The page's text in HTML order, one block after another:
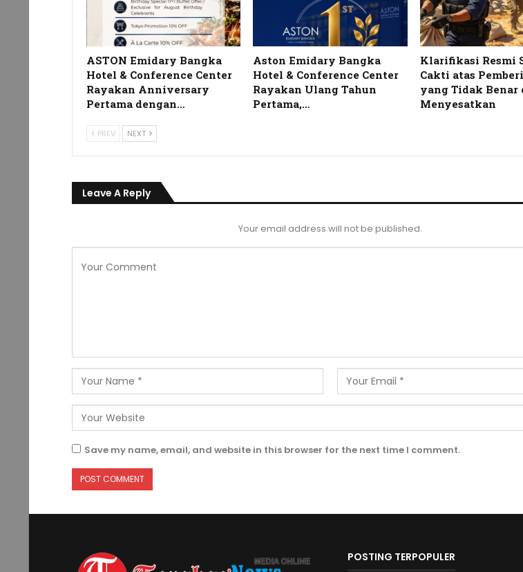
ASTON Emidary Bangka
Hotel & Conference Center
Rayakan Anniversary
Pertama dengan…
Aston Emidary Bangka
Hotel & Conference Center
Rayakan Ulang Tahun
Pertama,…
Klarifikasi Resmi
Cakti atas
yang Tidak Benar
Menyesatkan
PREV NEXT
Leave A Reply
Your email address will not be published.
Save my name, email, and website in this browser for the next time I comment.
POSTING TERPOPULER